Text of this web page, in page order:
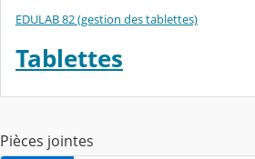
EDULAB 82 (gestion des tablettes)
Tablettes
Pièces jointes